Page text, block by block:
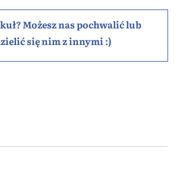
Możesz nas pochwalić lub
się nim z innymi :)